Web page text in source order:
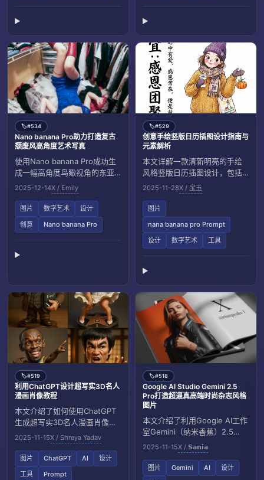
🏷️#534
Nano banana Pro助力打造复古
颓废风高角度艺术写真
使用Nano banana Pro成功生
成一幅高角度鸟瞰视角的东亚
女偶像形象，展现其倒挂姿势
和丰富纹身细节。画面采用90
年代复古棕褐色调，背景为凌
乱的黄色衣橱，传递疲惫而浪
漫的颓废摇滚美学。
2025-12-14X / Emily
图片 数字艺术
设计
创意
Nano banana Pro
🏷️#529
创意手绘竖版日历插图设计指南与
元素解析
本文详解一款清新明亮的手绘
风格竖版日历插图设计，包括
人物角色、季节元素、节日特
色及本地化细节的创作要求，
适合设计师参考。
2025-11-28X / 宝玉
图片
nana banana pro Prompt
设计
数字艺术 工具
🏷️#519
利用ChatGPT设计超写实3D名人
漫画肖像教程
本文介绍了如何使用ChatGPT
生成超写实3D名人漫画肖像的
详细Prompt，包括人物特征、
服装、动作和渲染风格，帮助
设计师实现高质量数字艺术作
品。
2025-11-15X / Shreya Yadav
图片 ChatGPT AI
设计
工具
Prompt
🏷️#518
Google AI Studio Gemini 2.5
Pro打造超逼真高端时尚杂志风格
图片
本文介绍了利用Google AI工作
室Gemini（纳米香蕉）2.5
Pro，通过详细提示生成高分辨
率、超逼真风格的时尚杂志照
片，包括人物造型、背景效果
和排版布局，展现AI在高端视觉
2025-11-15X / 𝗦𝗮𝗻𝗶𝗮
图片 Gemini AI
设计